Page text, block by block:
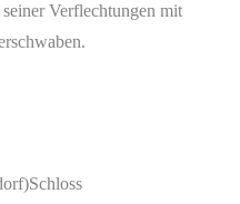
Verflechtungen mit
Schloss